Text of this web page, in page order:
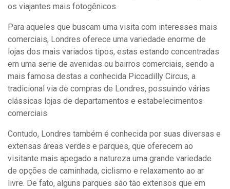
os viajantes mais fotogênicos.
Para aqueles que buscam uma visita com interesses mais
comerciais, Londres oferece uma variedade enorme de
lojas dos mais variados tipos, estas estando concentradas
em uma serie de avenidas ou bairros comerciais, sendo a
mais famosa destas a conhecida Piccadilly Circus, a
tradicional via de compras de Londres, possuindo várias
clássicas lojas de departamentos e estabelecimentos
comerciais.
Contudo, Londres também é conhecida por suas diversas e
extensas áreas verdes e parques, que oferecem ao
visitante mais apegado a natureza uma grande variedade
de opções de caminhada, ciclismo e relaxamento ao ar
livre. De fato, alguns parques são tão extensos que em